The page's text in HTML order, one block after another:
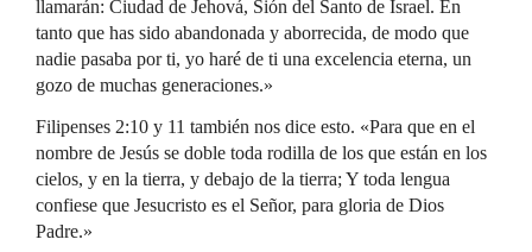
llamarán: Ciudad de Jehová, Sión del Santo de Israel. En
tanto que has sido abandonada y aborrecida, de modo que
nadie pasaba por ti, yo haré de ti una excelencia eterna, un
gozo de muchas generaciones.»
Filipenses 2:10 y 11 también nos dice esto. «Para que en el
nombre de Jesús se doble toda rodilla de los que están en los
cielos, y en la tierra, y debajo de la tierra; Y toda lengua
confiese que Jesucristo es el Señor, para gloria de Dios
Padre.»